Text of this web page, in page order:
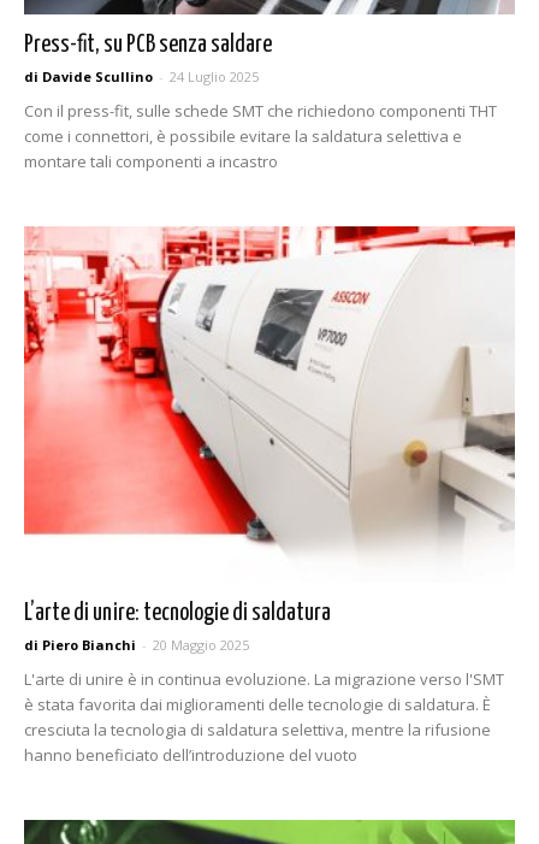
Press-fit, su PCB senza saldare
di Davide Scullino - 24 Luglio 2025
Con il press-fit, sulle schede SMT che richiedono componenti THT
come i connettori, è possibile evitare la saldatura selettiva e
montare tali componenti a incastro
L’arte di unire: tecnologie di saldatura
di Piero Bianchi - 20 Maggio 2025
L'arte di unire è in continua evoluzione. La migrazione verso l'SMT
è stata favorita dai miglioramenti delle tecnologie di saldatura. È
cresciuta la tecnologia di saldatura selettiva, mentre la rifusione
hanno beneficiato dell’introduzione del vuoto